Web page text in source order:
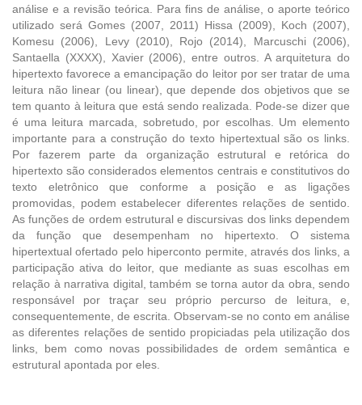
análise e a revisão teórica. Para fins de análise, o aporte teórico
utilizado será Gomes (2007, 2011) Hissa (2009), Koch (2007),
Komesu (2006), Levy (2010), Rojo (2014), Marcuschi (2006),
Santaella (XXXX), Xavier (2006), entre outros. A arquitetura do
hipertexto favorece a emancipação do leitor por ser tratar de uma
leitura não linear (ou linear), que depende dos objetivos que se
tem quanto à leitura que está sendo realizada. Pode-se dizer que
é uma leitura marcada, sobretudo, por escolhas. Um elemento
importante para a construção do texto hipertextual são os links.
Por fazerem parte da organização estrutural e retórica do
hipertexto são considerados elementos centrais e constitutivos do
texto eletrônico que conforme a posição e as ligações
promovidas, podem estabelecer diferentes relações de sentido.
As funções de ordem estrutural e discursivas dos links dependem
da função que desempenham no hipertexto. O sistema
hipertextual ofertado pelo hiperconto permite, através dos links, a
participação ativa do leitor, que mediante as suas escolhas em
relação à narrativa digital, também se torna autor da obra, sendo
responsável por traçar seu próprio percurso de leitura, e,
consequentemente, de escrita. Observam-se no conto em análise
as diferentes relações de sentido propiciadas pela utilização dos
links, bem como novas possibilidades de ordem semântica e
estrutural apontada por eles.